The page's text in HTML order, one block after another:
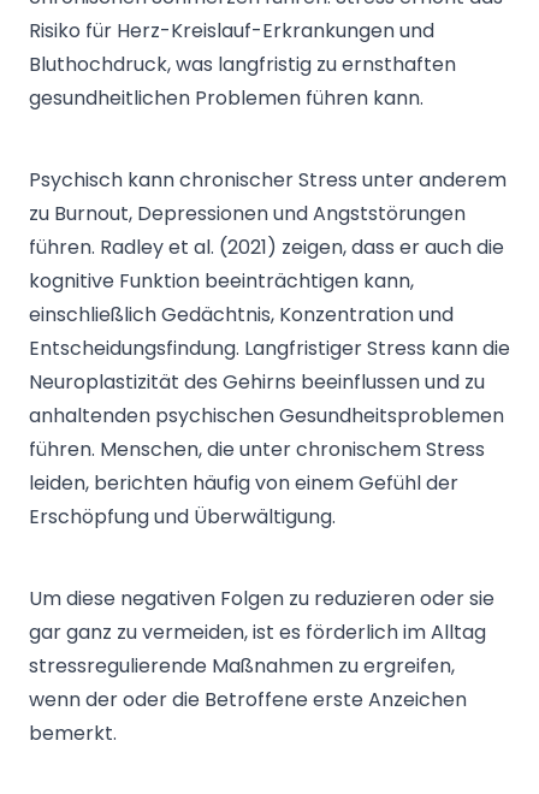
Risiko für Herz-Kreislauf-Erkrankungen und
Bluthochdruck, was langfristig zu ernsthaften
gesundheitlichen Problemen führen kann.
Psychisch kann chronischer Stress unter anderem
zu Burnout, Depressionen und Angststörungen
führen. Radley et al. (2021) zeigen, dass er auch die
kognitive Funktion beeinträchtigen kann,
einschließlich Gedächtnis, Konzentration und
Entscheidungsfindung. Langfristiger Stress kann die
Neuroplastizität des Gehirns beeinflussen und zu
anhaltenden psychischen Gesundheitsproblemen
führen. Menschen, die unter chronischem Stress
leiden, berichten häufig von einem Gefühl der
Erschöpfung und Überwältigung.
Um diese negativen Folgen zu reduzieren oder sie
gar ganz zu vermeiden, ist es förderlich im Alltag
stressregulierende Maßnahmen zu ergreifen,
wenn der oder die Betroffene erste Anzeichen
bemerkt.